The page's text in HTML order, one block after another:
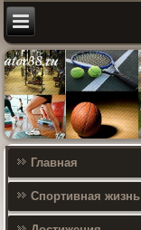
Главная
Спортивная жизнь